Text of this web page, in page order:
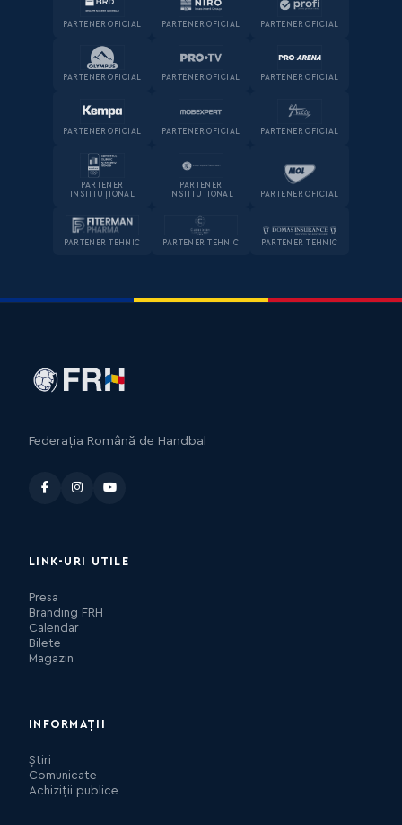
PARTENER OFICIAL PARTENER OFICIAL PARTENER OFICIAL
PARTENER OFICIAL PARTENER OFICIAL PARTENER OFICIAL
PARTENER OFICIAL PARTENER OFICIAL PARTENER OFICIAL
PARTENER
INSTITUȚIONAL
PARTENER
INSTITUȚIONAL
PARTENER OFICIAL
PARTENER TEHNIC PARTENER TEHNIC PARTENER TEHNIC
Federația Română de Handbal
LINK-URI UTILE
Presa
Branding FRH
Calendar
Bilete
Magazin
INFORMAȚII
Știri
Comunicate
Achiziții publice